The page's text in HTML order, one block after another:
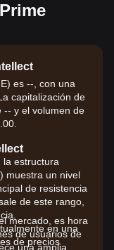
es --, con una
capitalización de
-- y el volumen de
la estructura
muestra un nivel
de resistencia
de este rango,
en una
de precios
mercado, es hora
de usuarios de
una amplia